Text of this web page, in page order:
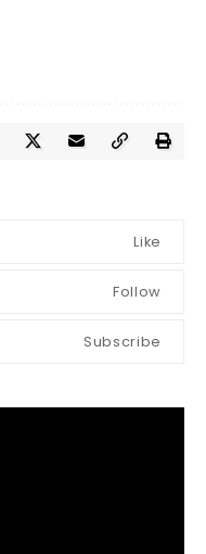
Like
Follow
Subscribe